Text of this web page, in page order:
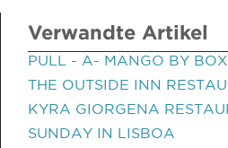
Verwandte Artikel
PULL - A- MANGO BY
THE OUTSIDE INN
KYRA GIORGENA
SUNDAY IN LISBOA